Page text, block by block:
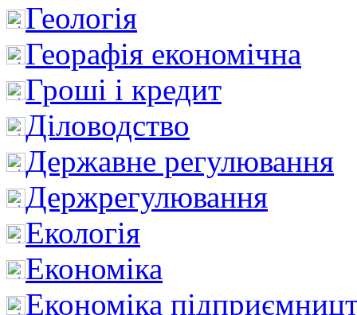
Геологія
Георафія економічна
Гроші і кредит
Діловодство
Державне регулювання
Держрегулювання
Екологія
Економіка
Економіка